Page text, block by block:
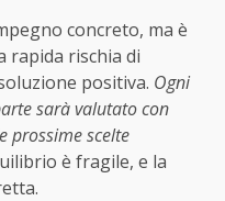
concreto, ma è
rapida rischia di
positiva. Ogni
sarà valutato con
prossime scelte
è fragile, e la